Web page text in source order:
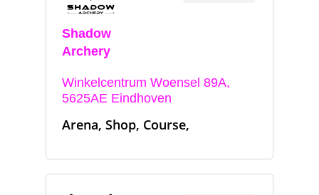
Shadow
Archery
Winkelcentrum Woensel 89A,
5625AE Eindhoven
Arena, Shop, Course,